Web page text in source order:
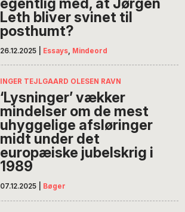
Leth bliver svinet til
posthumt?
26.12.2025 Essays Mindeord
INGER TEJLGAARD OLESEN RAVN
‘Lysninger’ vækker
mindelser om de mest
uhyggelige afsløringer
midt under det
europæiske jubelskrig i
1989
07.12.2025 Bøger